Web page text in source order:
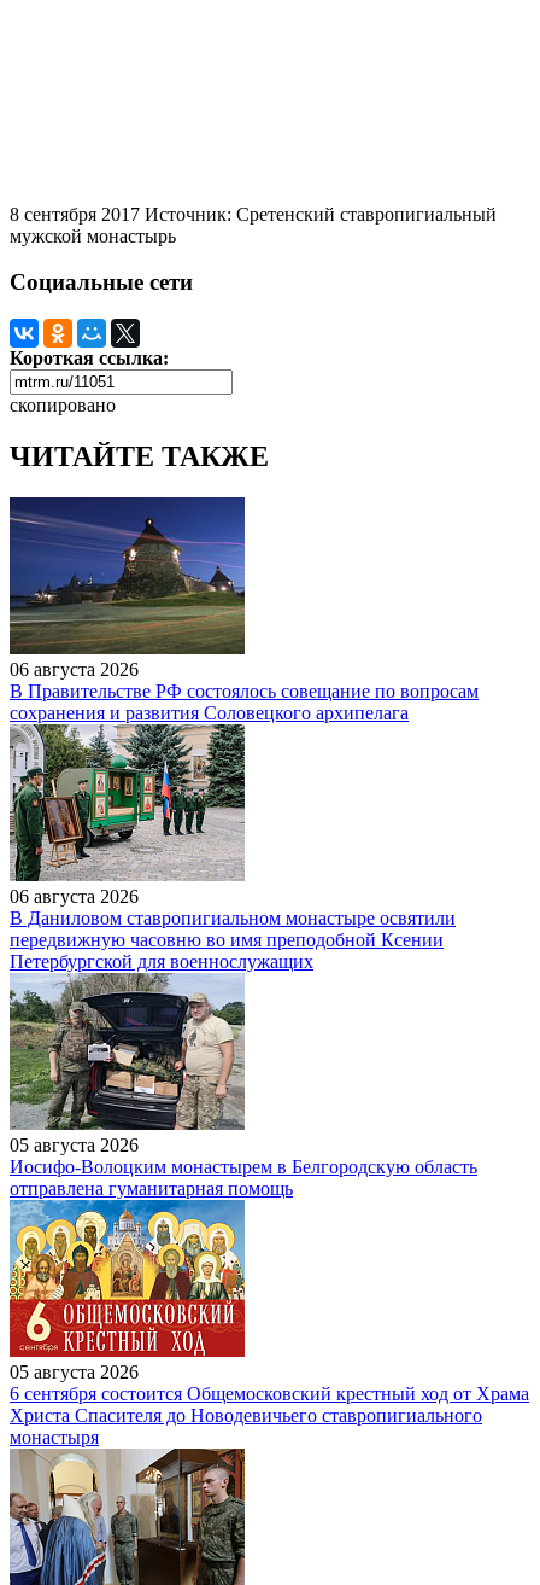
8 сентября 2017 Источник: Сретенский ставропигиальный
мужской монастырь
Социальные сети
Короткая ссылка:
скопировано
ЧИТАЙТЕ ТАКЖЕ
06 августа 2026
В Правительстве РФ состоялось совещание по вопросам
сохранения и развития Соловецкого архипелага
06 августа 2026
В Даниловом ставропигиальном монастыре освятили
передвижную часовню во имя преподобной Ксении
Петербургской для военнослужащих
05 августа 2026
Иосифо-Волоцким монастырем в Белгородскую область
отправлена гуманитарная помощь
05 августа 2026
6 сентября состоится Общемосковский крестный ход от Храма
Христа Спасителя до Новодевичьего ставропигиального
монастыря